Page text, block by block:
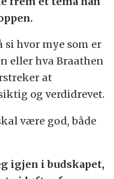
si hvor mye som er
eller hva Braathen
at
og verdidrevet.
være god, både
igjen i budskapet,